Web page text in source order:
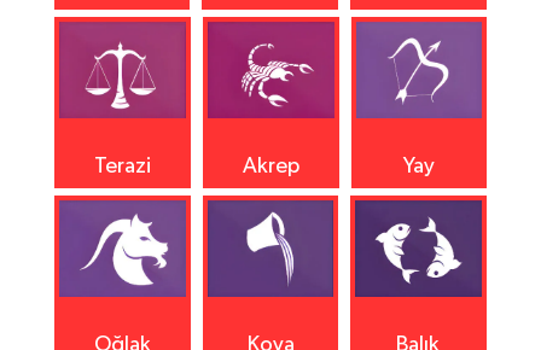
Terazi Akrep Yay
Oğlak Kova Balık